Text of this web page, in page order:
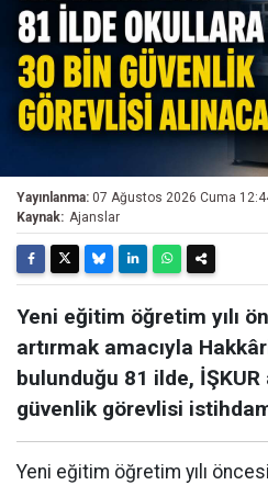
Yayınlanma: 07 Ağustos 2026 Cuma
Kaynak: Ajanslar
Yeni eğitim öğretim yılı
artırmak amacıyla
bulunduğu 81 ilde, İŞKUR
güvenlik görevlisi
Yeni eğitim öğretim yılı